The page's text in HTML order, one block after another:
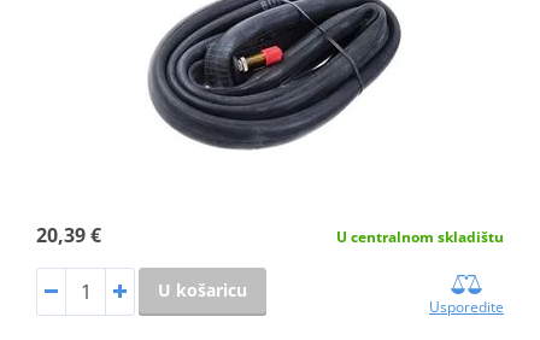
20,39 € U centralnom skladištu
U košaricu
Usporedite